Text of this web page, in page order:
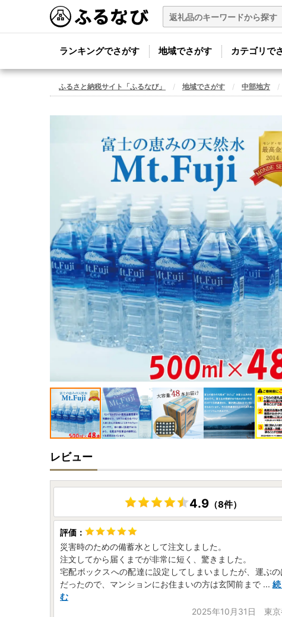
ランキングでさがす 地域でさがす カテゴリで
ふるさと納税サイト「ふるなび」 地域でさがす 中部地方
レビュー
4.9（8件）
災害時のための備蓄水として注文しました。
注文してから届くまでが非常に短く、驚きました。
宅配ボックスへの配達に設定してしまいましたが、運ぶ
だったので、マンションにお住まいの方は玄関前まで ...
む
2025年10月31日 東京